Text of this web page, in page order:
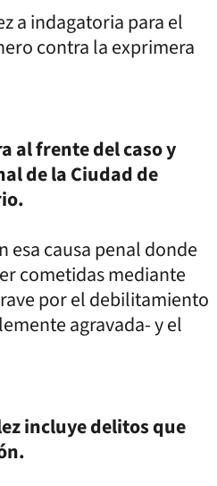
a indagatoria para el
contra la exprimera
al frente del caso y
de la Ciudad de
esa causa penal donde
cometidas mediante
por el debilitamiento
agravada- y el
incluye delitos que